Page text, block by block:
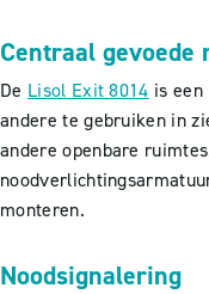
Centraal gevoede
De Lisol Exit 8014 is
andere te gebruiken in
andere openbare
monteren.
Noodsignalering